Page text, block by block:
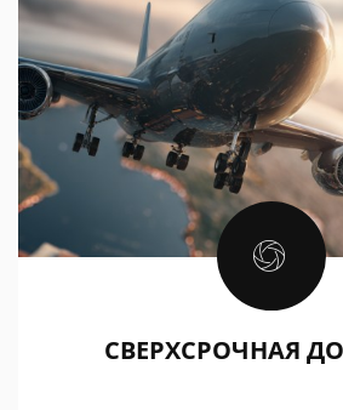
СВЕРХСРОЧНАЯ